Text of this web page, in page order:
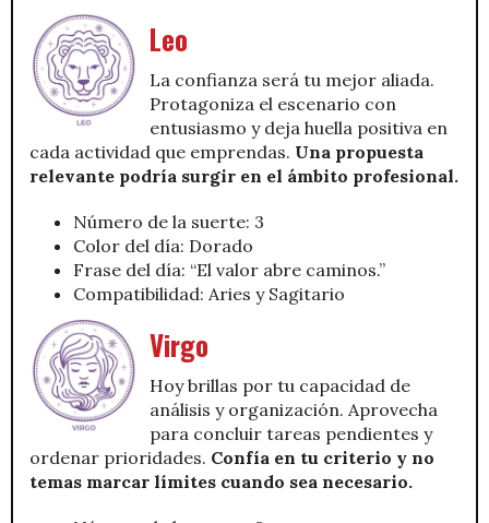
Leo
La confianza será tu mejor aliada.
Protagoniza el escenario con
entusiasmo y deja huella positiva en
cada actividad que emprendas. Una propuesta
relevante podría surgir en el ámbito profesional.
Número de la suerte: 3
Color del día: Dorado
Frase del día: “El valor abre caminos.”
Compatibilidad: Aries y Sagitario
Virgo
Hoy brillas por tu capacidad de
análisis y organización. Aprovecha
para concluir tareas pendientes y
ordenar prioridades. Confía en tu criterio y no
temas marcar límites cuando sea necesario.